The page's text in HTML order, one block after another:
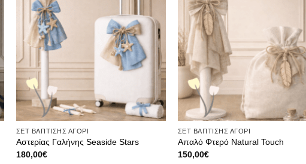
επιθυμιών
ΣΕΤ ΒΑΠΤΙΣΗΣ ΑΓΟΡΙ
Αστερίας Γαλήνης Seaside Stars
180,00€
ΣΕΤ ΒΑΠΤΙΣΗΣ ΑΓΟΡΙ
Απαλό Φτερό Natural Touch
150,00€